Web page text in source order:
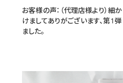
お客様の声：（代理店様より）細
けましてありがございます、第1
ました。